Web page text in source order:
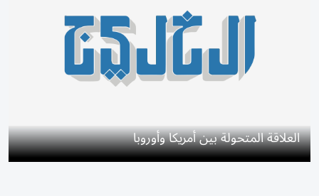
العلاقة المتحولة بين أمريكا وأوروبا